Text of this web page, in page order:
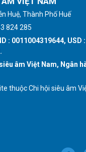
Huệ, Thành Phố Huế
824 285
: 0011004319644, USD :
âm Việt Nam, Ngân
thuộc Chi hội siêu âm